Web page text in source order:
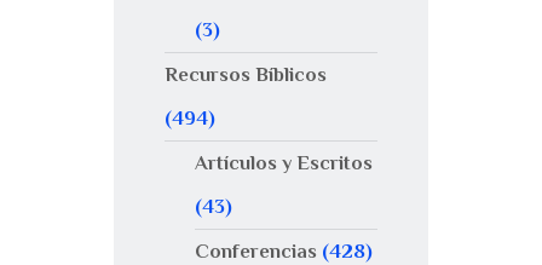
(3)
Recursos Bíblicos
(494)
Artículos y Escritos
(43)
Conferencias (428)